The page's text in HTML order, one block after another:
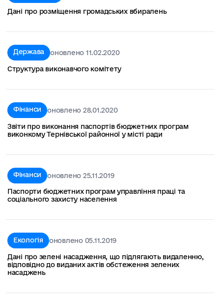
Дані про розміщення громадських вбиралень
Держава оновлено 11.02.2020
Структура виконавчого комітету
Фінанси оновлено 28.01.2020
Звіти про виконання паспортів бюджетних програм
виконкому Тернівської районної у місті ради
Фінанси оновлено 25.11.2019
Паспорти бюджетних програм управління праці та
соціального захисту населення
Екологія оновлено 05.11.2019
Дані про зелені насадження, що підлягають видаленню,
відповідно до виданих актів обстеження зелених
насаджень